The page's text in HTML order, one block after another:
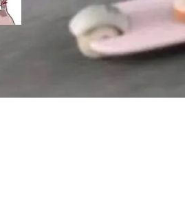
。 # macOS / Linu
https://solon.noea
续扩张与代码历史的
系、接口契约、业
数十乃至数百个文
关联网络。传统的
、目录遍历）仅能
以触及代码的语义
"代码仓理解"瓶
以下简称" CodeBas
活
了一起案件：北京一
了给自己接的私活腾
戏部门的全部核心
东城区某科技公司AI
。在公司内部架构
将数据从A集群迁
，他使用此前登录
了一条被程序员圈